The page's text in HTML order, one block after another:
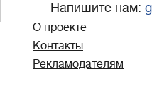
Напишите нам:
О проекте
Контакты
Рекламодателям